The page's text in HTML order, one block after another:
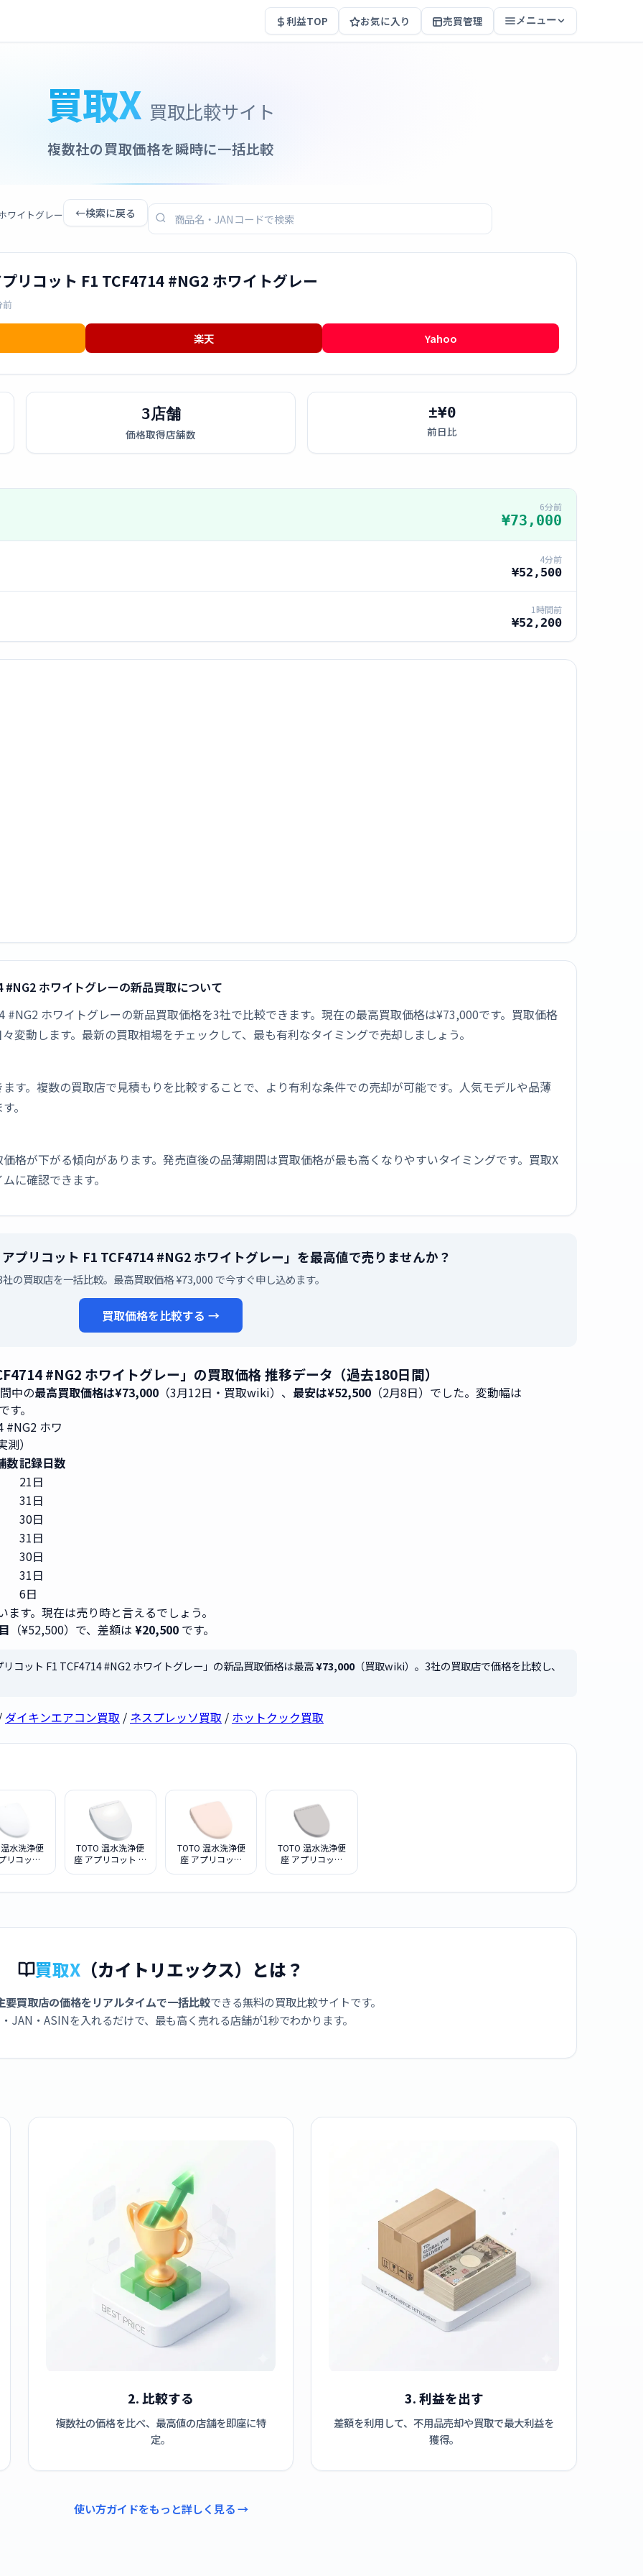
利益TOP お気に入り 売買管理 メニュー
買取X 買取比較サイト
複数社の買取価格を瞬時に一括比較
ワイトグレー ←検索に戻る
リコット F1 TCF4714 #NG2 ホワイトグレー
前
楽天 Yahoo
3店舗
価格取得店舗数
±¥0
前日比
6分前
¥73,000
4分前
¥52,500
1時間前
¥52,200
ホワイトグレーの新品買取について
ホワイトグレーの新品買取価格を3社で比較できます。現在の最高買取価格は¥73,000です。買取価格
変動します。最新の買取相場をチェックして、最も有利なタイミングで売却しましょう。
す。複数の買取店で見積もりを比較することで、より有利な条件での売却が可能です。人気モデルや品薄
。
格が下がる傾向があります。発売直後の品薄期間は買取価格が最も高くなりやすいタイミングです。買取X
に確認できます。
プリコット F1 TCF4714 #NG2 ホワイトグレー」を最高値で売りませんか？
の買取店を一括比較。最高買取価格 ¥73,000 で今すぐ申し込めます。
買取価格を比較する →
#NG2 ホワイトグレー」の買取価格 推移データ（過去180日間）
中の最高買取価格は¥73,000 （3月12日・買取wiki）、 最安は¥52,500 （2月8日）でした。変動幅は
。
#NG2 ホワ
）
数記録日数
21日
31日
30日
31日
30日
31日
6日
ます。現在は売り時と言えるでしょう。
（¥52,500）で、差額は ¥20,500 です。
コット F1 TCF4714 #NG2 ホワイトグレー」の新品買取価格は最高¥73,000（買取wiki）。3社の買取店で価格を比較し、
ダイキンエアコン買取 / ネスプレッソ買取 / ホットクック買取
水洗浄便
リコット
TOTO 温水洗浄便
座 アプリコット ホ
TOTO 温水洗浄便
座 アプリコット
TOTO 温水洗浄便
座 アプリコット
レー
買取X （カイトリエックス）とは？
要買取店の価格をリアルタイムで一括比較できる無料の買取比較サイトです。
JAN・ASINを入れるだけで、最も高く売れる店舗が1秒でわかります。
2. 比較する
複数社の価格を比べ、最高値の店舗を即座に特
定。
3. 利益を出す
差額を利用して、不用品売却や買取で最大利益を
獲得。
使い方ガイドをもっと詳しく見る →